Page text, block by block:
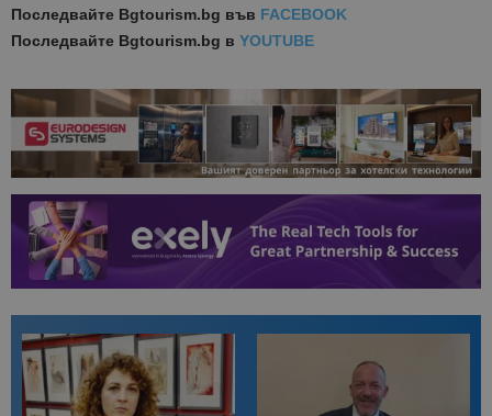
Последвайте Bgtourism.bg във FACEBOOK
Последвайте Bgtourism.bg в YOUTUBE